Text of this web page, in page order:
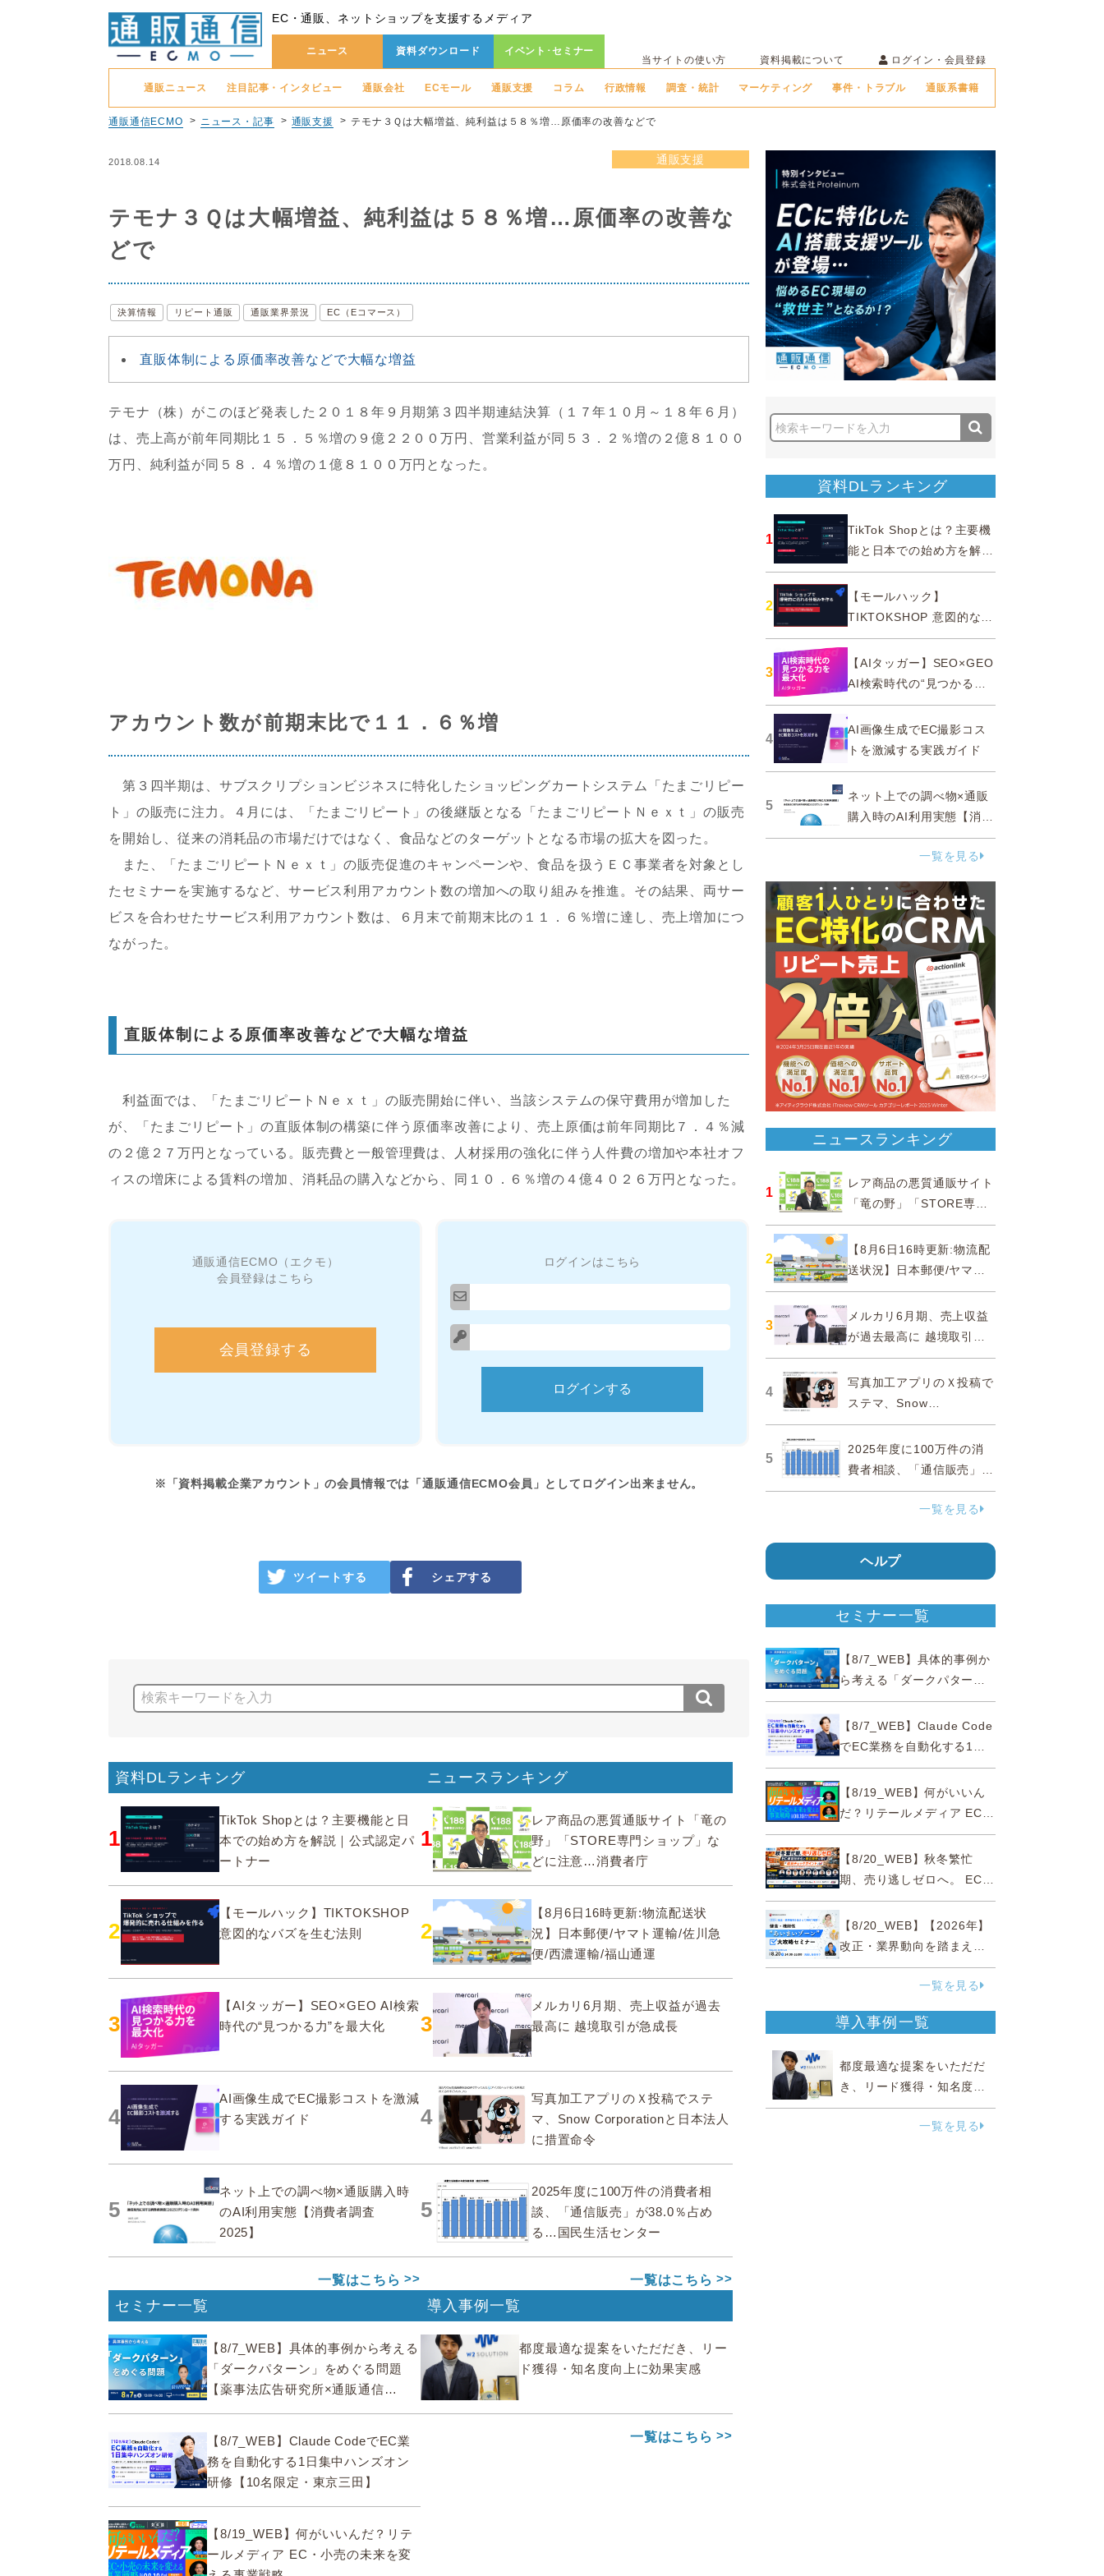
EC・通販、ネットショップを支援するメディア
ニュース 資料ダウンロード イベント･セミナー
当サイトの使い方 資料掲載について ログイン・会員登録
通販ニュース 注目記事・インタビュー 通販会社 ECモール 通販支援 コラム 行政情報 調査・統計 マーケティング 事件・トラブル 通販系書籍
通販通信ECMO ニュース・記事 通販支援 テモナ３Ｑは大幅増益、純利益は５８％増…原価率の改善などで
2018.08.14 通販支援
テモナ３Ｑは大幅増益、純利益は５８％増…原価率の改善な
どで
決算情報 リピート通販 通販業界景況 EC（Eコマース）
直販体制による原価率改善などで大幅な増益
テモナ（株）がこのほど発表した２０１８年９月期第３四半期連結決算（１７年１０月～１８年６月）
は、売上高が前年同期比１５．５％増の９億２２００万円、営業利益が同５３．２％増の２億８１００
万円、純利益が同５８．４％増の１億８１００万円となった。
アカウント数が前期末比で１１．６％増
第３四半期は、サブスクリプションビジネスに特化したショッピングカートシステム「たまごリピー
ト」の販売に注力。４月には、「たまごリピート」の後継版となる「たまごリピートＮｅｘｔ」の販売
を開始し、従来の消耗品の市場だけではなく、食品などのターゲットとなる市場の拡大を図った。
また、「たまごリピートＮｅｘｔ」の販売促進のキャンペーンや、食品を扱うＥＣ事業者を対象とし
たセミナーを実施するなど、サービス利用アカウント数の増加への取り組みを推進。その結果、両サー
ビスを合わせたサービス利用アカウント数は、６月末で前期末比の１１．６％増に達し、売上増加につ
ながった。
直販体制による原価率改善などで大幅な増益
利益面では、「たまごリピートＮｅｘｔ」の販売開始に伴い、当該システムの保守費用が増加した
が、「たまごリピート」の直販体制の構築に伴う原価率改善により、売上原価は前年同期比７．４％減
の２億２７万円となっている。販売費と一般管理費は、人材採用の強化に伴う人件費の増加や本社オフ
ィスの増床による賃料の増加、消耗品の購入などから、同１０．６％増の４億４０２６万円となった。
通販通信ECMO（エクモ）
会員登録はこちら
会員登録する
ログインはこちら
※「資料掲載企業アカウント」の会員情報では「通販通信ECMO会員」としてログイン出来ません。
ツイートする シェアする
資料DLランキング
1
TikTok Shopとは？主要機能と日
本での始め方を解説｜公式認定パ
ートナー
2
【モールハック】TIKTOKSHOP
意図的なバズを生む法則
3
【AIタッガー】SEO×GEO AI検索
時代の“見つかる力”を最大化
4
AI画像生成でEC撮影コストを激減
する実践ガイド
5
ネット上での調べ物×通販購入時
のAI利用実態【消費者調査
2025】
一覧はこちら
ニュースランキング
1
レア商品の悪質通販サイト「竜の
野」「STORE専門ショップ」な
どに注意…消費者庁
2
【8月6日16時更新:物流配送状
況】日本郵便/ヤマト運輸/佐川急
便/西濃運輸/福山通運
3
メルカリ6月期、売上収益が過去
最高に 越境取引が急成長
4
写真加工アプリのＸ投稿でステ
マ、Snow Corporationと日本法人
に措置命令
5
2025年度に100万件の消費者相
談、「通信販売」が38.0％占め
る…国民生活センター
一覧はこちら
セミナー一覧
【8/7_WEB】具体的事例から考える
「ダークパターン」をめぐる問題
【薬事法広告研究所×通販通信
【8/7_WEB】Claude CodeでEC業
務を自動化する1日集中ハンズオン
研修【10名限定・東京三田】
【8/19_WEB】何がいいんだ？リテ
ールメディア EC・小売の未来を変
導入事例一覧
都度最適な提案をいただだき、リー
ド獲得・知名度向上に効果実感
一覧はこちら
資料DLランキング
1
TikTok Shopとは？主要機
能と日本での始め方を解説
｜公式認定パートナー
2
【モールハック】
TIKTOKSHOP 意図的なバ
ズを生む法則
3
【AIタッガー】SEO×GEO
AI検索時代の“見つかる
力”を最大化
4
AI画像生成でEC撮影コス
トを激減する実践ガイド
5
ネット上での調べ物×通販
購入時のAI利用実態【消費
者調査 2025】
一覧を見る
ニュースランキング
1
レア商品の悪質通販サイト
「竜の野」「STORE専門
ショップ」などに注意…消
費者庁
2
【8月6日16時更新:物流配
送状況】日本郵便/ヤマト
運輸/佐川急便/西濃運輸/福
山通運
3
メルカリ6月期、売上収益
が過去最高に 越境取引が
急成長
4
写真加工アプリのＸ投稿で
ステマ、Snow
Corporationと日本法人に
措置命令
5
2025年度に100万件の消
費者相談、「通信販売」が
38.0％占める…国民生活セ
一覧を見る
ヘルプ
セミナー一覧
【8/7_WEB】具体的事例か
ら考える「ダークパター
ン」をめぐる問題【薬事法
広告研究所×通販通信
ECMO】
【8/7_WEB】Claude Code
でEC業務を自動化する1日
集中ハンズオン研修【10名
限定・東京三田】
【8/19_WEB】何がいいん
だ？リテールメディア EC・
小売の未来を変える事業戦
略【8/20_WEB】秋冬繁忙
期、売り逃しゼロへ。 EC運
営効率化と機会損失を防ぐ
『直前チェックポイント』
【8/20_WEB】【2026年】
改正・業界動向を踏まえて
事例で理解 健食・機能
性“あいまいゾーン”大攻略セ
一覧を見る
導入事例一覧
都度最適な提案をいただだ
き、リード獲得・知名度向
上に効果実感
一覧を見る